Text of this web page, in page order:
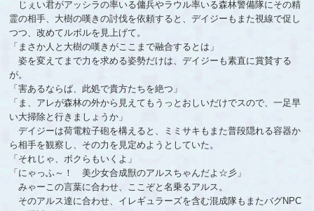
じぇい君がアッシラの率いる傭兵やラウル率いる森林警備隊にその精
霊の相手、大樹の嘆きの討伐を依頼すると、デイジーもまた視線で促し
つつ、改めてルボルを見上げて。
「まさか人と大樹の嘆きがここまで融合するとは」
姿を変えてまで力を求める姿勢だけは、デイジーも素直に賞賛する
が。
「害あるならば、此処で貴方たちを絶つ」
「ま、アレが森林の外から見えてもうっとおしいだけでスので、一足早
い大掃除と行きましょうか」
デイジーは荷電粒子砲を構えると、ミミサキもまた普段隠れる容器か
ら相手を観察し、その力を見定めようとしていた。
「それじゃ、ボクらもいくよ」
「にゃっふ～！ 美少女合成獣のアルスちゃんだよ☆彡」
みゃーこの言葉に合わせ、ここぞと名乗るアルス。
そのアルス達に合わせ、イレギュラーズを含む混成隊もまたバグNPC